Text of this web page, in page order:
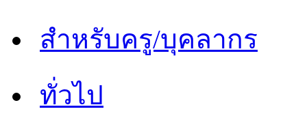
สำหรับครู/บุคลากร
ทั่วไป